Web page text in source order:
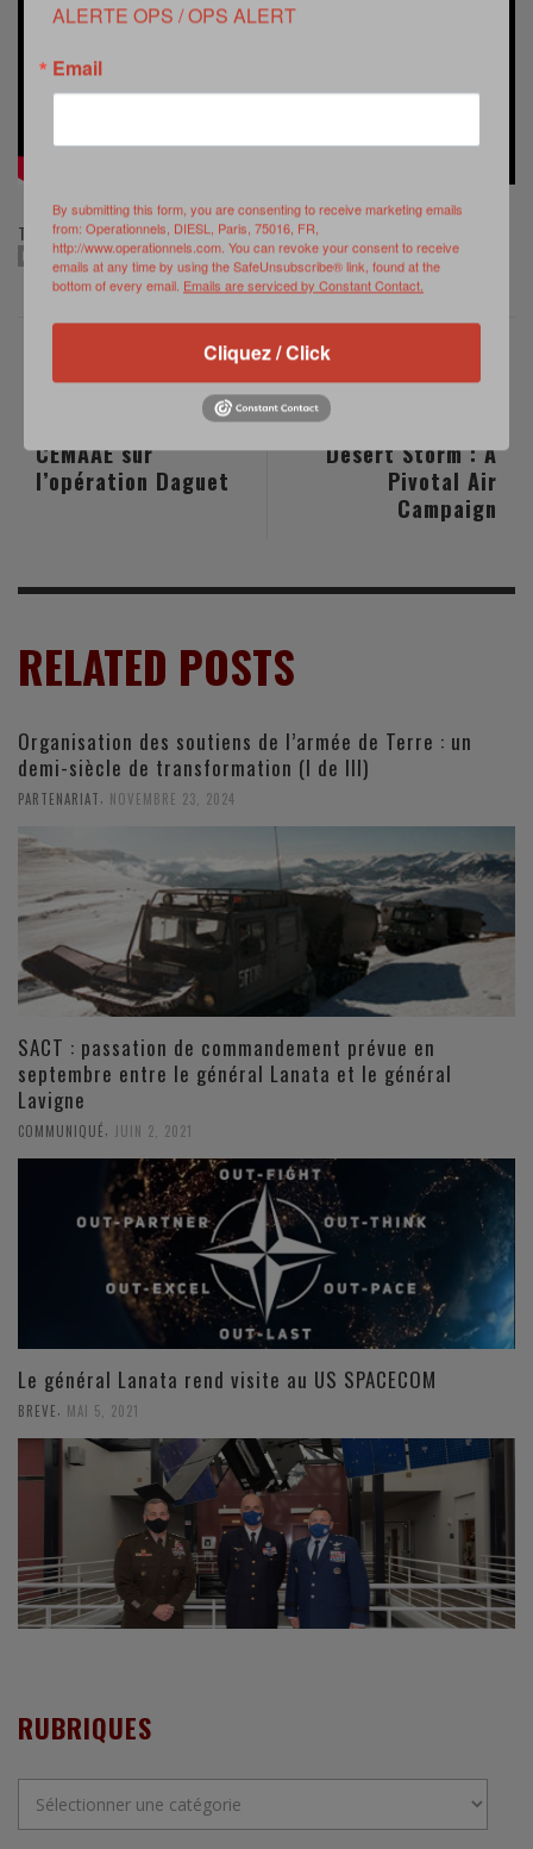
TAGS:
GENERAL FLEURY GENERAL LANATA GUERRE DU GOLFE TEMPÊTE DU DÉSERT
NEXT POST
A Retrospective On
Desert Storm : A
Pivotal Air
Campaign
PREVIOUS POST
CEMAAE sur
l’opération Daguet
RELATED POSTS
Organisation des soutiens de l’armée de Terre : un
demi-siècle de transformation (I de III)
PARTENARIAT NOVEMBRE 23, 2024
SACT : passation de commandement prévue en
septembre entre le général Lanata et le général
Lavigne
COMMUNIQUÉ JUIN 2, 2021
Le général Lanata rend visite au US SPACECOM
BREVE MAI 5, 2021
RUBRIQUES
ALERTE OPS / OPS ALERT
Email
By submitting this form, you are consenting to receive marketing emails
from: Operationnels, DIESL, Paris, 75016, FR,
http://www.operationnels.com. You can revoke your consent to receive
emails at any time by using the SafeUnsubscribe® link, found at the
bottom of every email. Emails are serviced by Constant Contact.
Cliquez / Click